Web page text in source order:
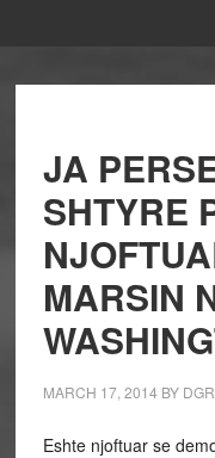
JA
SHTYRE
MARSIN
MARCH 17, 2014 BY
Eshte njoftuar se